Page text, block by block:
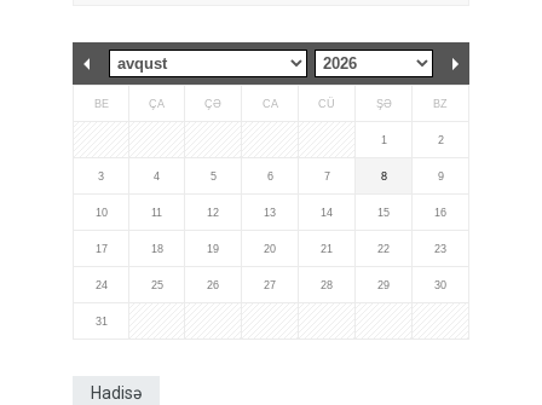
BE ÇA ÇƏ CA CÜ ŞƏ BZ
1 2
3 4 5 6 7 8 9
10 11 12 13 14 15 16
17 18 19 20 21 22 23
24 25 26 27 28 29 30
31
Hadisə